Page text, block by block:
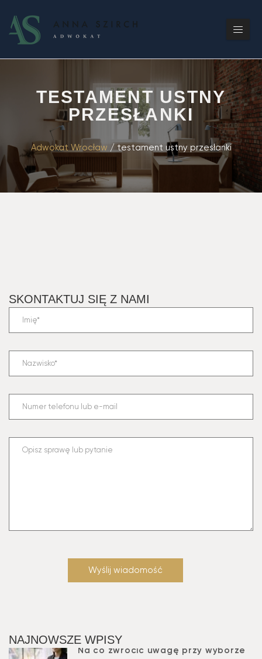
TESTAMENT USTNY
PRZESŁANKI
Adwokat Wrocław /testament ustny przesłanki
SKONTAKTUJ SIĘ Z NAMI
NAJNOWSZE WPISY
Na co zwrócić uwagę przy wyborze